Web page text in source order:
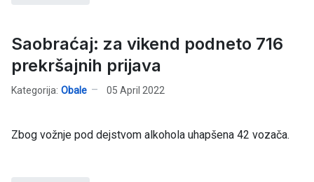
Saobraćaj: za vikend podneto 716
prekršajnih prijava
Kategorija: Obale 05 April 2022
Zbog vožnje pod dejstvom alkohola uhapšena 42 vozača.